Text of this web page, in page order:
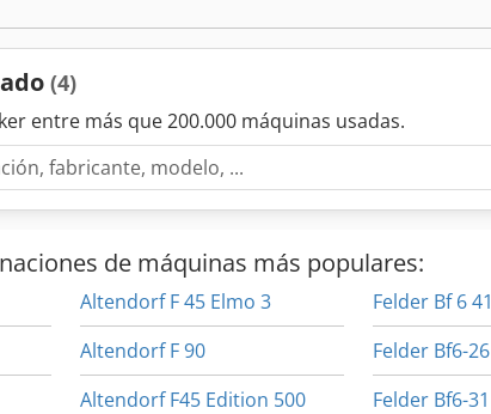
(4)
entre más que 200.000 máquinas usadas.
de máquinas más populares:
Altendorf F 45 Elmo 3
Altendorf F 90
Altendorf F45 Edition 500
Felder Bf 6 41
Felder Bf6-26
Felder Bf6-31